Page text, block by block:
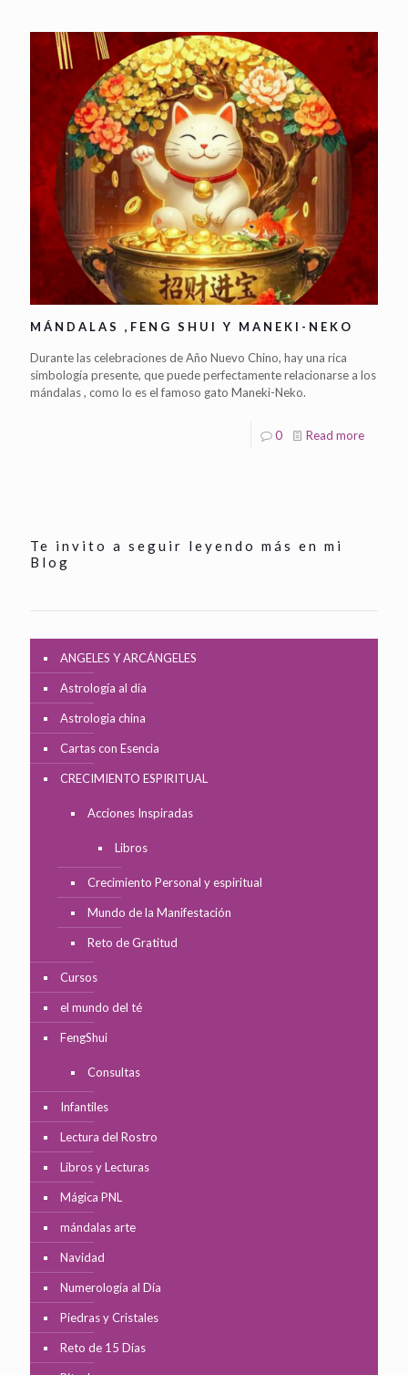
MÁNDALAS ,FENG SHUI Y MANEKI-NEKO
Durante las celebraciones de Año Nuevo Chino, hay una rica
simbología presente, que puede perfectamente relacionarse a los
mándalas , como lo es el famoso gato Maneki-Neko.
0 Read more
Te invito a seguir leyendo más en mi
Blog
ANGELES Y ARCÁNGELES
Astrología al día
Astrologia china
Cartas con Esencia
CRECIMIENTO ESPIRITUAL
Acciones Inspiradas
Libros
Crecimiento Personal y espiritual
Mundo de la Manifestación
Reto de Gratitud
Cursos
el mundo del té
FengShui
Consultas
Infantiles
Lectura del Rostro
Libros y Lecturas
Mágica PNL
mándalas arte
Navidad
Numerología al Día
Piedras y Cristales
Reto de 15 Días